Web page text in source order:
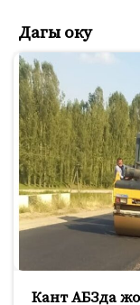
Дагы оку
Кант АБЗда